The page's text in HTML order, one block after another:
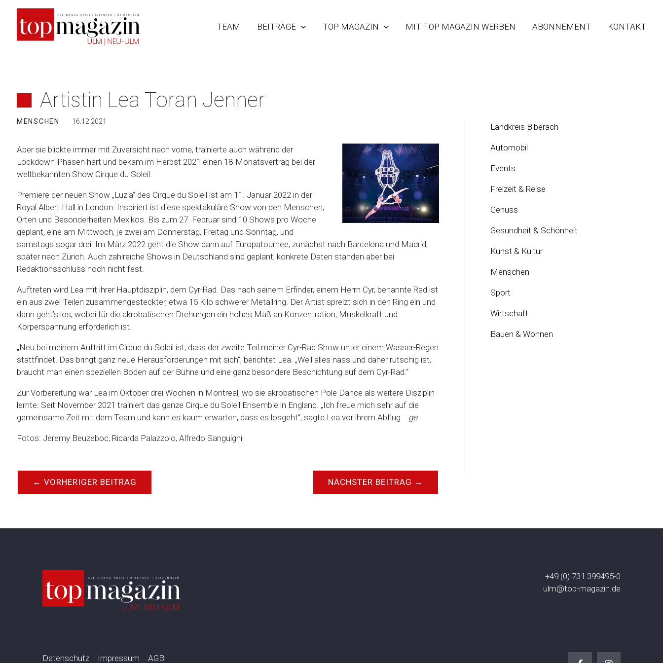
springen
TEAM BEITRÄGE TOP MAGAZIN MIT TOP MAGAZIN WERBEN ABONNEMENT KONTAKT
Artistin Lea Toran Jenner
MENSCHEN 16.12.2021
Aber sie blickte immer mit Zuversicht nach vorne, trainierte auch während der
Lockdown-Phasen hart und bekam im Herbst 2021 einen 18-Monatsvertrag bei der
weltbekannten Show Cirque du Soleil.
Premiere der neuen Show „Luzia“ des Cirque du Soleil ist am 11. Januar 2022 in der
Royal Albert Hall in London. Inspiriert ist diese spektakuläre Show von den Menschen,
Orten und Besonderheiten Mexikos. Bis zum 27. Februar sind 10 Shows pro Woche
geplant, eine am Mittwoch, je zwei am Donnerstag, Freitag und Sonntag, und
samstags sogar drei. Im März 2022 geht die Show dann auf Europatournee, zunächst nach Barcelona und Madrid,
später nach Zürich. Auch zahlreiche Shows in Deutschland sind geplant, konkrete Daten standen aber bei
Redaktionsschluss noch nicht fest.
Auftreten wird Lea mit ihrer Hauptdisziplin, dem Cyr-Rad. Das nach seinem Erfinder, einem Herrn Cyr, benannte Rad ist
ein aus zwei Teilen zusammengesteckter, etwa 15 Kilo schwerer Metallring. Der Artist spreizt sich in den Ring ein und
dann geht’s los, wobei für die akrobatischen Drehungen ein hohes Maß an Konzentration, Muskelkraft und
Körperspannung erforderlich ist.
„Neu bei meinem Auftritt im Cirque du Soleil ist, dass der zweite Teil meiner Cyr-Rad Show unter einem Wasser-Regen
stattfindet. Das bringt ganz neue Herausforderungen mit sich“, berichtet Lea. „Weil alles nass und daher rutschig ist,
braucht man einen speziellen Boden auf der Bühne und eine ganz besondere Beschichtung auf dem Cyr-Rad.“
Zur Vorbereitung war Lea im Oktober drei Wochen in Montreal, wo sie akrobatischen Pole Dance als weitere Disziplin
lernte. Seit November 2021 trainiert das ganze Cirque du Soleil Ensemble in England. „Ich freue mich sehr auf die
gemeinsame Zeit mit dem Team und kann es kaum erwarten, dass es losgeht“, sagte Lea vor ihrem Abflug.
ge
Fotos: Jeremy Beuzeboc, Ricarda Palazzolo, Alfredo Sanguigni
← VORHERIGER BEITRAG NÄCHSTER BEITRAG →
Landkreis Biberach
Automobil
Events
Freizeit & Reise
Genuss
Gesundheit & Schönheit
Kunst & Kultur
Menschen
Sport
Wirtschaft
Bauen & Wohnen
+49 (0) 731 399495-0
ulm@top-magazin.de
Datenschutz Impressum AGB